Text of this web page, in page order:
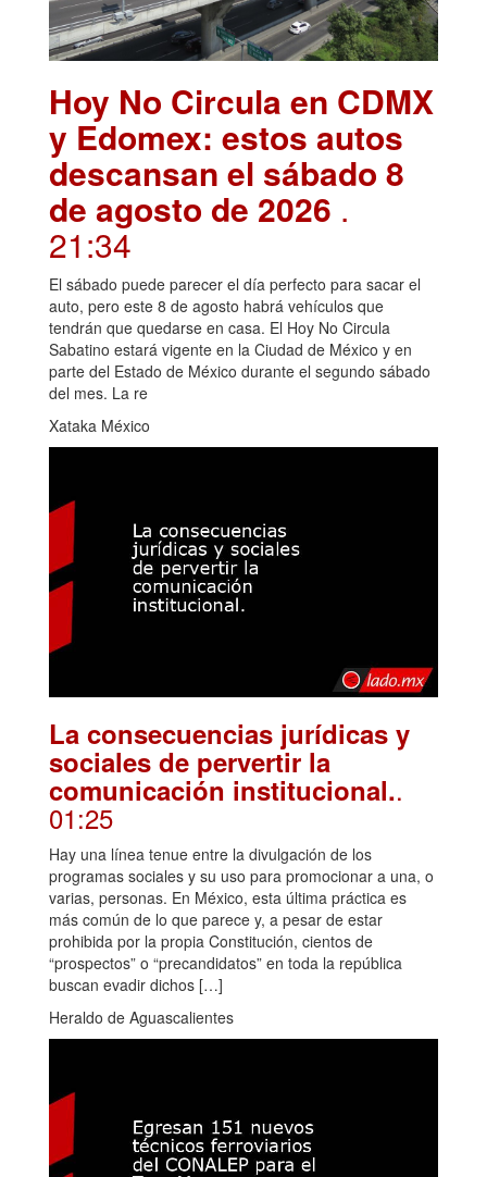
Hoy No Circula en CDMX
y Edomex: estos autos
descansan el sábado 8
de agosto de 2026 .
21:34
El sábado puede parecer el día perfecto para sacar el
auto, pero este 8 de agosto habrá vehículos que
tendrán que quedarse en casa. El Hoy No Circula
Sabatino estará vigente en la Ciudad de México y en
parte del Estado de México durante el segundo sábado
del mes. La re
Xataka México
La consecuencias jurídicas y
sociales de pervertir la
comunicación institucional..
01:25
Hay una línea tenue entre la divulgación de los
programas sociales y su uso para promocionar a una, o
varias, personas. En México, esta última práctica es
más común de lo que parece y, a pesar de estar
prohibida por la propia Constitución, cientos de
“prospectos” o “precandidatos” en toda la república
buscan evadir dichos […]
Heraldo de Aguascalientes